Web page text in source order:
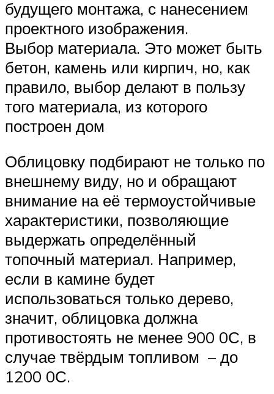
будущего монтажа, с нанесением
проектного изображения.
Выбор материала. Это может быть
бетон, камень или кирпич, но, как
правило, выбор делают в пользу
того материала, из которого
построен дом
Облицовку подбирают не только по
внешнему виду, но и обращают
внимание на её термоустойчивые
характеристики, позволяющие
выдержать определённый
топочный материал. Например,
если в камине будет
использоваться только дерево,
значит, облицовка должна
противостоять не менее 900 0С, в
случае твёрдым топливом – до
1200 0С.